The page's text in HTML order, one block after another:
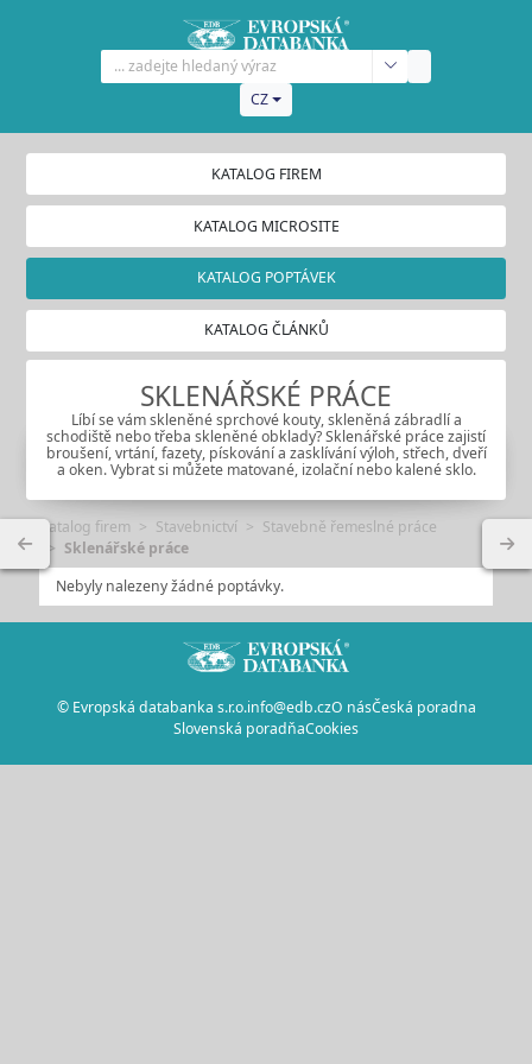
CZ
KATALOG FIREM
KATALOG MICROSITE
KATALOG POPTÁVEK
KATALOG ČLÁNKŮ
SKLENÁŘSKÉ PRÁCE
Líbí se vám skleněné sprchové kouty, skleněná zábradlí a
schodiště nebo třeba skleněné obklady? Sklenářské práce zajistí
broušení, vrtání, fazety, pískování a zasklívání výloh, střech, dveří
a oken. Vybrat si můžete matované, izolační nebo kalené sklo.
Katalog firem Stavebnictví
Stavebně řemeslné práce
Sklenářské práce
Nebyly nalezeny žádné poptávky.
© Evropská databanka s.r.o.info@edb.czO násČeská poradna
Slovenská poradňaCookies